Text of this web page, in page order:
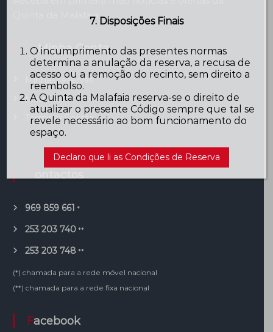
Quinta da Malafaia
A Minha Conta
Minhas reservas
Meu Perfil
Terminar Sessão
Contactos
969 859 661 *
253 203 740 **
253 203 748 **
(*) chamada para a rede móvel nacional
(**) chamada para a rede fixa nacional
Facebook
7. Disposições Finais
O incumprimento das presentes normas
determina a anulação da reserva, a recusa de
acesso ou a remoção do recinto, sem direito a
reembolso.
A Quinta da Malafaia reserva-se o direito de
atualizar o presente Código sempre que tal se
revele necessário ao bom funcionamento do
espaço.
Declaro que li as Condições de Reserva